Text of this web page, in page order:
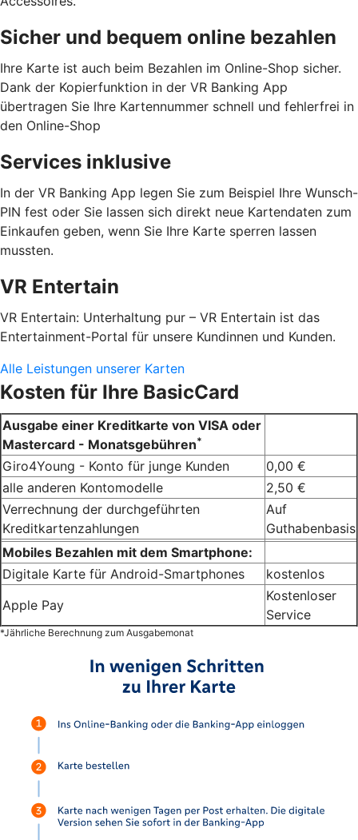
Sicher und bequem online bezahlen
Ihre Karte ist auch beim Bezahlen im Online-Shop sicher.
Dank der Kopierfunktion in der VR Banking App
übertragen Sie Ihre Kartennummer schnell und fehlerfrei in
den Online-Shop
Services inklusive
In der VR Banking App legen Sie zum Beispiel Ihre Wunsch-
PIN fest oder Sie lassen sich direkt neue Kartendaten zum
Einkaufen geben, wenn Sie Ihre Karte sperren lassen
mussten.
VR Entertain
VR Entertain: Unterhaltung pur – VR Entertain ist das
Entertainment-Portal für unsere Kundinnen und Kunden.
Alle Leistungen unserer Karten
Kosten für Ihre BasicCard
Ausgabe einer Kreditkarte von VISA oder
Mastercard - Monatsgebühren*
Giro4Young - Konto für junge Kunden
0,00 €
alle anderen Kontomodelle
2,50 €
Verrechnung der durchgeführten
Kreditkartenzahlungen
Auf
Guthabenbasis
Mobiles Bezahlen mit dem Smartphone:
Digitale Karte für Android-Smartphones
kostenlos
Apple Pay
Kostenloser
Service
*Jährliche Berechnung zum Ausgabemonat